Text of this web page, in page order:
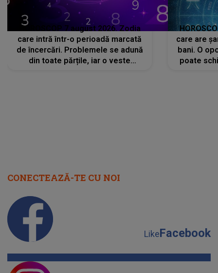
HOROSCOP 7 august 2026. Zodia
care intră într-o perioadă marcată
de încercări. Problemele se adună
din toate părțile, iar o veste
care are
bani. O
poate
CONECTEAZĂ-TE CU NOI
LikeFacebook